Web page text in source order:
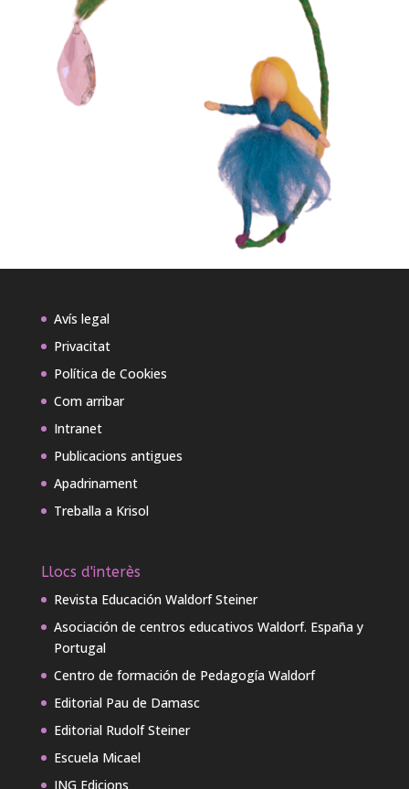
Avís legal
Privacitat
Política de Cookies
Com arribar
Intranet
Publicacions antigues
Apadrinament
Treballa a Krisol
Llocs d'interès
Revista Educación Waldorf Steiner
Asociación de centros educativos Waldorf. España y
Portugal
Centro de formación de Pedagogía Waldorf
Editorial Pau de Damasc
Editorial Rudolf Steiner
Escuela Micael
ING Edicions